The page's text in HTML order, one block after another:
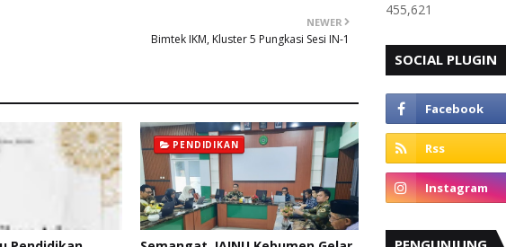
NEWER
Bimtek IKM, Kluster 5 Pungkasi Sesi IN-1
PENDIDIKAN
455,621
SOCIAL PLUGIN